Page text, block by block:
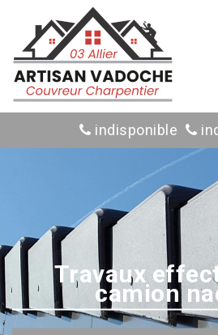
indisponible
Travaux
camion